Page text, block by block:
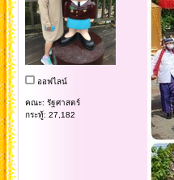
ออฟไลน์
คณะ: รัฐศาสตร์
กระทู้: 27,182